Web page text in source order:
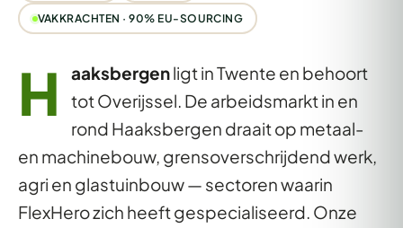
VAKKRACHTEN · 90% EU-SOURCING
H aaksbergenligt in Twente en behoort
tot Overijssel. De arbeidsmarkt in en
rond Haaksbergen draait op metaal-
en machinebouw, grensoverschrijdend werk,
agri en glastuinbouw — sectoren waarin
FlexHero zich heeft gespecialiseerd. Onze